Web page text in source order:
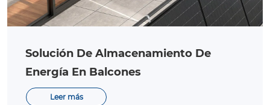
Solución De Almacenamiento De
Energía En Balcones
Leer más